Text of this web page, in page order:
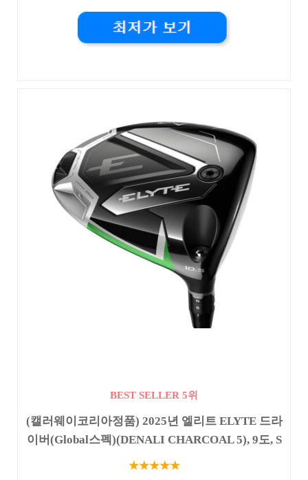
BEST SELLER 5위
(캘러웨이코리아정품) 2025년 엘리트 ELYTE 드라
이버(Global스펙)(DENALI CHARCOAL 5), 9도, S
★★★★★